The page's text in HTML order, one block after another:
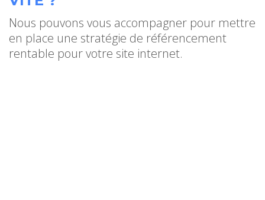
Nous pouvons vous accompagner pour mettre
en place une stratégie de référencement
rentable pour votre site internet.